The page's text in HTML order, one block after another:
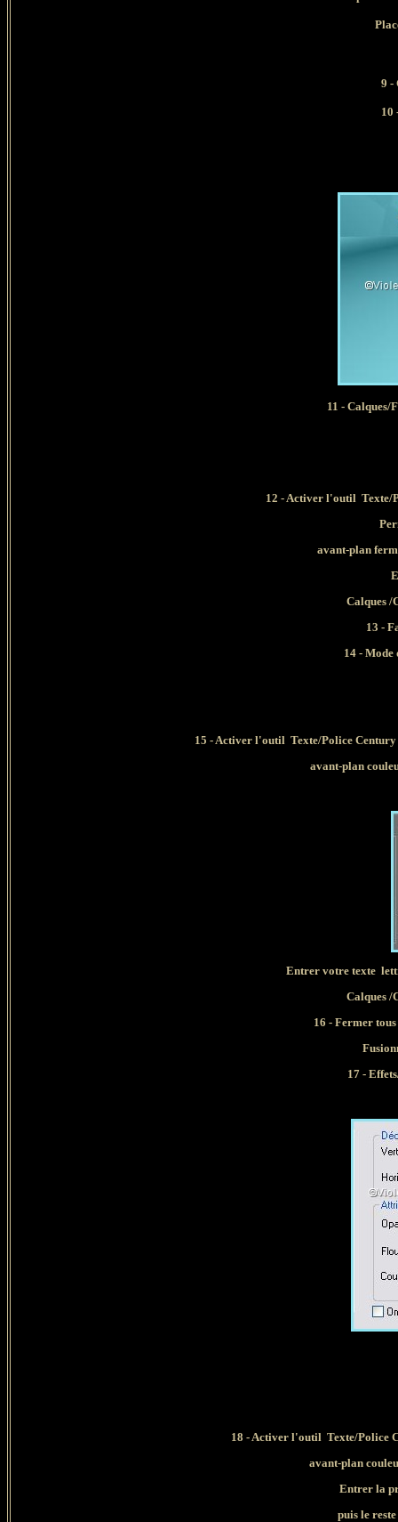
9 -
10
11 - Calques/
12 - Activer l'outil Texte/
avant-plan
Calques /
13 -
14 - Mode
15 - Activer l'outil Texte/Police
avant-plan
Entrer votre texte
Calques /
16 - Fermer
17 -
18 - Activer l'outil Texte/Police
avant-plan
Entrer la
puis le